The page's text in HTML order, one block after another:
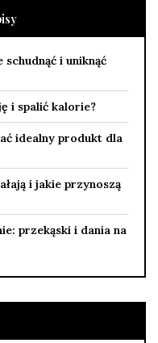
i uniknąć
i spalić kalorie?
idealny produkt dla
i jakie przynoszą
przekąski i dania na